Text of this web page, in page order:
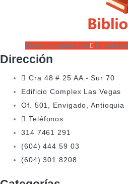
Envelope-open-text Facebook
Dirección
Cra 48 # 25 AA - Sur 70
Edificio Complex Las Vegas
Of. 501, Envigado, Antioquia
Teléfonos
314 7461 291
(604) 444 59 03
(604) 301 8208